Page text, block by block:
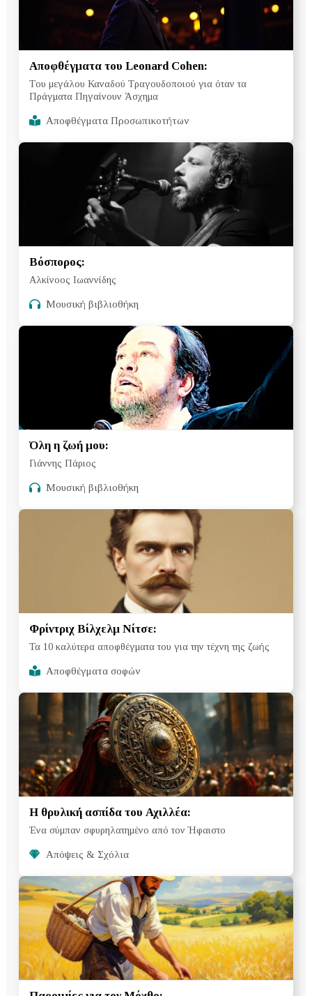
Αποφθέγματα του Leonard Cohen:
Tου μεγάλου Καναδού Τραγουδοποιού για όταν τα
Πράγματα Πηγαίνουν Άσχημα
Αποφθέγματα Προσωπικοτήτων
Βόσπορος:
Αλκίνοος Ιωαννίδης
Μουσική βιβλιοθήκη
Όλη η ζωή μου:
Γιάννης Πάριος
Μουσική βιβλιοθήκη
Φρίντριχ Βίλχελμ Νίτσε:
Τα 10 καλύτερα αποφθέγματα του για την τέχνη της ζωής
Αποφθέγματα σοφών
Η θρυλική ασπίδα του Αχιλλέα:
Ένα σύμπαν σφυρηλατημένο από τον Ήφαιστο
Απόψεις & Σχόλια